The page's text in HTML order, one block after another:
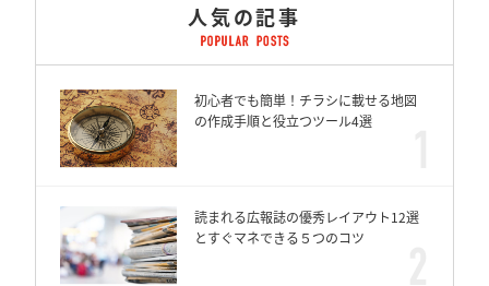
人気の記事
初心者でも簡単！チラシに載せる地図
の作成手順と役立つツール4選
読まれる広報誌の優秀レイアウト12選
とすぐマネできる５つのコツ